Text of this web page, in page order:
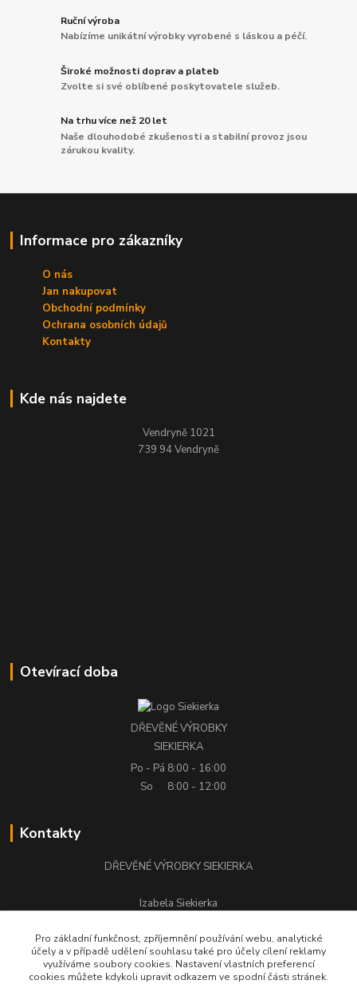
Ruční výroba
Nabízíme unikátní výrobky vyrobené s láskou a péčí.
Široké možnosti doprav a plateb
Zvolte si své oblíbené poskytovatele služeb.
Na trhu více než 20 let
Naše dlouhodobé zkušenosti a stabilní provoz jsou
zárukou kvality.
Informace pro zákazníky
O nás
Jan nakupovat
Obchodní podmínky
Ochrana osobních údajů
Kontakty
Kde nás najdete
Vendryně 1021
739 94 Vendryně
Otevírací doba
DŘEVĚNÉ VÝROBKY
SIEKIERKA
Po - Pá 8:00 - 16:00
So
8:00 - 12:00
Kontakty
DŘEVĚNÉ VÝROBKY SIEKIERKA
Izabela Siekierka
stolarstwo.siekierka@seznam.cz
Pro základní funkčnost, zpříjemnění používání webu, analytické
účely a v případě udělení souhlasu také pro účely cílení reklamy
využíváme soubory cookies. Nastavení vlastních preferencí
cookies můžete kdykoli upravit odkazem ve spodní části stránek.